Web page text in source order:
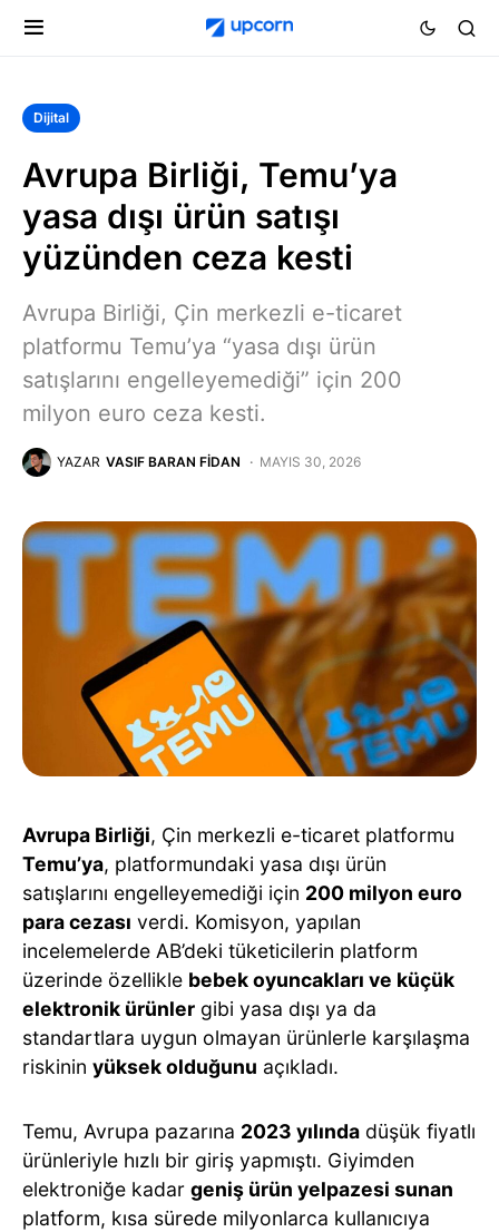
Dijital
Avrupa Birliği, Temu’ya
yasa dışı ürün satışı
yüzünden ceza kesti
Avrupa Birliği, Çin merkezli e-ticaret
platformu Temu’ya “yasa dışı ürün
satışlarını engelleyemediği” için 200
milyon euro ceza kesti.
YAZAR VASIF BARAN FIDAN MAYIS 30, 2026
Avrupa Birliği, Çin merkezli e-ticaret platformu
Temu’ya, platformundaki yasa dışı ürün
satışlarını engelleyemediği için 200 milyon euro
para cezası verdi. Komisyon, yapılan
incelemelerde AB’deki tüketicilerin platform
üzerinde özellikle bebek oyuncakları ve küçük
elektronik ürünler gibi yasa dışı ya da
standartlara uygun olmayan ürünlerle karşılaşma
riskinin yüksek olduğunu açıkladı.
Temu, Avrupa pazarına 2023 yılında düşük fiyatlı
ürünleriyle hızlı bir giriş yapmıştı. Giyimden
elektroniğe kadar geniş ürün yelpazesi sunan
platform, kısa sürede milyonlarca kullanıcıya